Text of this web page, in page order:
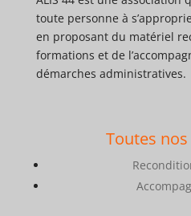
toute personne à
en proposant du matériel
formations et de
démarches administratives.
Toutes